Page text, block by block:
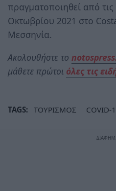
πραγματοποιηθεί από τις
Οκτωβρίου 2021 στο
Μεσσηνία.
Ακολουθήστε το
μάθετε πρώτοι όλες τις
TAGS: ΤΟΥΡΙΣΜΟΣ COVID-